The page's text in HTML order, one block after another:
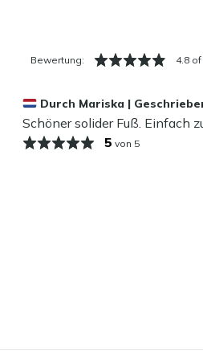
Bewertung: 4.8 of
Durch Mariska |
Schöner solider Fuß. Einfach
5 von 5